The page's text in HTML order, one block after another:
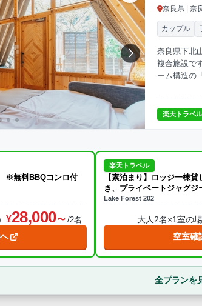
奈良県 | 奈
奈良県下北
複合施設で
ーム構造の
トドア体験
カップル
楽天トラベ
※無料BBQコンロ付
28,000 /2名
楽天トラベル
【素泊まり】ロッジ一棟
き、プライベートジャグジ
Lake Forest 202
大人2名×1室の
空室確
全プランを